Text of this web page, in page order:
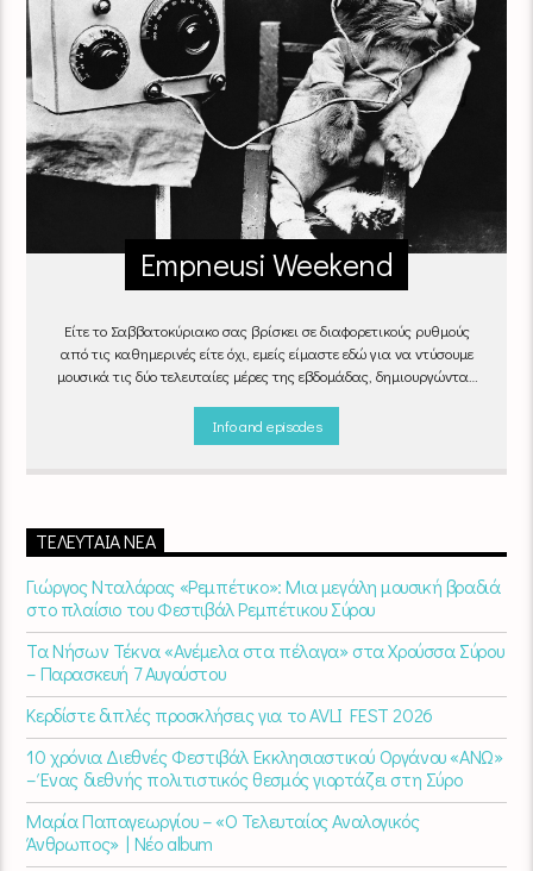
Empneusi Weekend
Είτε το Σαββατοκύριακο σας βρίσκει σε διαφορετικούς ρυθμούς
από τις καθημερινές είτε όχι, εμείς είμαστε εδώ για να ντύσουμε
μουσικά τις δύο τελευταίες μέρες της εβδομάδας, δημιουργώντας
Info and episodes
ΤΕΛΕΥΤΑΊΑ ΝΈΑ
Γιώργος Νταλάρας «Ρεμπέτικο»: Μια μεγάλη μουσική βραδιά
στο πλαίσιο του Φεστιβάλ Ρεμπέτικου Σύρου
Τα Νήσων Τέκνα «Ανέμελα στα πέλαγα» στα Χρούσσα Σύρου
– Παρασκευή 7 Αυγούστου
Κερδίστε διπλές προσκλήσεις για το AVLI FEST 2026
10 χρόνια Διεθνές Φεστιβάλ Εκκλησιαστικού Οργάνου «ΑΝΩ»
– Ένας διεθνής πολιτιστικός θεσμός γιορτάζει στη Σύρο​
Μαρία Παπαγεωργίου – «Ο Τελευταίος Αναλογικός
Άνθρωπος» | Νέο album